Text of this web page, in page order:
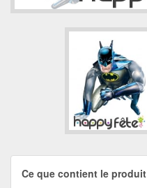
Ce que contient le produit